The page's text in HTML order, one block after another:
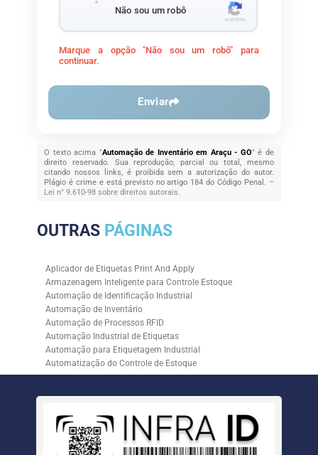
Não sou um robô
Marque a opção "Não sou um robô" para
continuar.
Enviar
O texto acima "Automação de Inventário em Araçu - GO" é de
direito reservado. Sua reprodução, parcial ou total, mesmo
citando nossos links, é proibida sem a autorização do autor.
Plágio é crime e está previsto no artigo 184 do Código Penal. –
Lei n° 9.610-98 sobre direitos autorais.
OUTRAS PÁGINAS
Aplicador de Etiquetas Print And Apply
Armazenagem Inteligente para Controle Estoque
Automação de Identificação Industrial
Automação de Inventário
Automação de Processos RFID
Automação Industrial de Etiquetas
Automação para Etiquetagem Industrial
Automatização do Controle de Estoque
Controle de Estoque com RFID
Empresa de Automação para Processos Logísticos
Empresa de Rastreabilidade Industrial
Empresa de Soluções para Etiquetagem